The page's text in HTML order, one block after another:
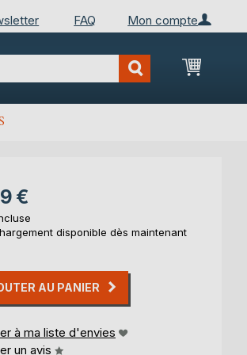
Mon compte
FAQ
Mon
€
disponible dès maintenant
AU PANIER
à ma liste d'envies
un avis